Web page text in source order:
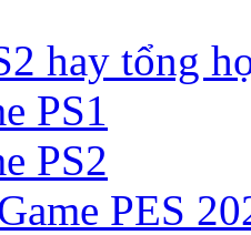
hay tổng
PS1
PS2
PES